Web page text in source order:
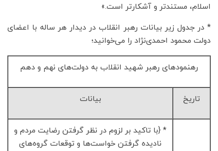
اسلام، مستندتر و آشکارتر است.»
* در جدول زیر بیانات رهبر انقلاب در دیدار هر ساله با اعضای
دولت محمود احمدی‌نژاد را می‌خوانید؛
رهنمودهای رهبر شهید انقلاب به دولت‌های نهم و دهم
تاریخ بیانات
* {با تاکید بر لزوم در نظر گرفتن رضایت مردم و
نادیده گرفتن خواست‌ها و توقعات گروه‌های